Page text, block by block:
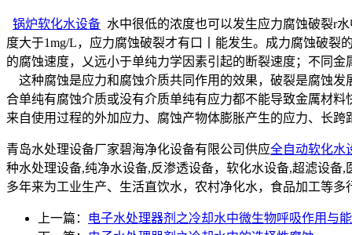
锅炉软化水设备 水中很低的浓度也可以发生应力腐蚀破裂r
度大于1mg/L，应力腐蚀破裂才有口丨能发生。成力腐蚀破
的腐蚀速度，乂远小于单纯力学因素引起的断裂速度；不同
这种腐蚀是应力和腐蚀介质共同作用的效果，破裂是腐蚀发
合单纯有腐蚀介质或没有介质单纯有应力都不能导致金厲材
来自使用过程的外加应力、腐蚀产物体膨胀产生的应力、长
青岛水处理设备厂家碧海净化设备有限公司供应全自动软化水
种水处理设备,纯净水设备,反渗透设备，软化水设备,超滤设
多年来为工业生产、生活直饮水，农村净化水，食品加工等
上一篇：
电子水处理器剂之冷却水中微生物呼吸作用与